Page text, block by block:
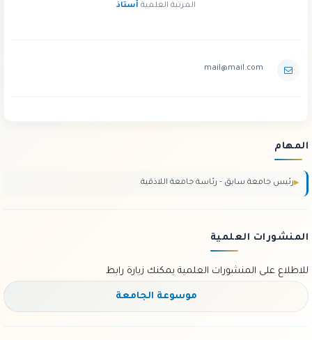
المرتبة العلمية أستاذ
mail@mail.com
المهام
رئيس جامعة سابق - رئاسة جامعة اللاذقية
المنشورات العلمية
للاطلاع على المنشورات العلمية يمكنك زيارة رابط
موسوعة الجامعة